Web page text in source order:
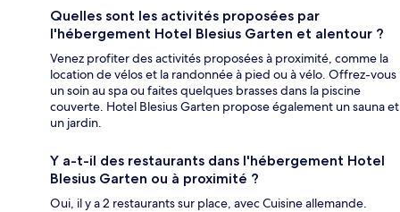
Quelles sont les activités proposées par
l'hébergement Hotel Blesius Garten et alentour ?
Venez profiter des activités proposées à proximité, comme la
location de vélos et la randonnée à pied ou à vélo. Offrez-vous
un soin au spa ou faites quelques brasses dans la piscine
couverte. Hotel Blesius Garten propose également un sauna et
un jardin.
Y a-t-il des restaurants dans l'hébergement Hotel
Blesius Garten ou à proximité ?
Oui, il y a 2 restaurants sur place, avec Cuisine allemande.